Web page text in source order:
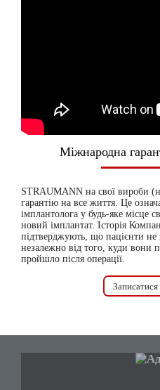
Міжнародна
STRAUMANN на свої вироби
гарантію на все життя. Це
імплантолога у будь-яке місце
новий імплантат. Історія
підтверджують, що пацієнти не
незалежно від того, куди вони
пройшло після операції.